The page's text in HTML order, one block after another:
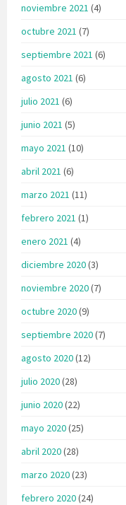
noviembre 2021 (4)
octubre 2021 (7)
septiembre 2021 (6)
agosto 2021 (6)
julio 2021 (6)
junio 2021 (5)
mayo 2021 (10)
abril 2021 (6)
marzo 2021 (11)
febrero 2021 (1)
enero 2021 (4)
diciembre 2020(3)
noviembre 2020(7)
octubre 2020(9)
septiembre 2020(7)
agosto 2020(12)
julio 2020(28)
junio 2020(22)
mayo 2020(25)
abril 2020(28)
marzo 2020(23)
febrero 2020(24)